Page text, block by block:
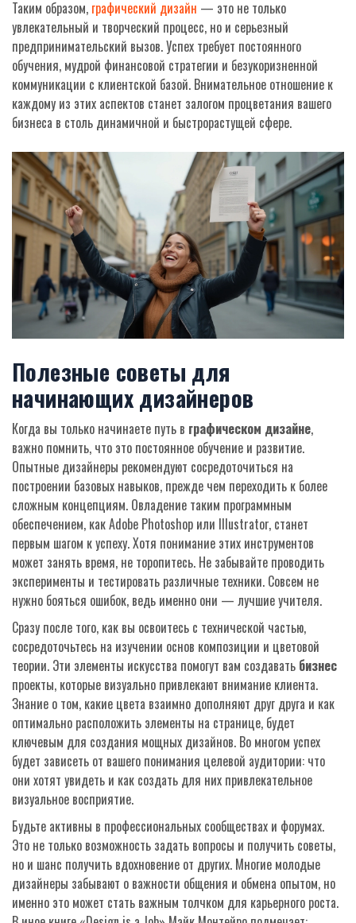
Таким образом, графический дизайн — это не только
увлекательный и творческий процесс, но и серьезный
предпринимательский вызов. Успех требует постоянного
обучения, мудрой финансовой стратегии и безукоризненной
коммуникации с клиентской базой. Внимательное отношение к
каждому из этих аспектов станет залогом процветания вашего
бизнеса в столь динамичной и быстрорастущей сфере.
Полезные советы для
начинающих дизайнеров
Когда вы только начинаете путь в графическом дизайне,
важно помнить, что это постоянное обучение и развитие.
Опытные дизайнеры рекомендуют сосредоточиться на
построении базовых навыков, прежде чем переходить к более
сложным концепциям. Овладение таким программным
обеспечением, как Adobe Photoshop или Illustrator, станет
первым шагом к успеху. Хотя понимание этих инструментов
может занять время, не торопитесь. Не забывайте проводить
эксперименты и тестировать различные техники. Совсем не
нужно бояться ошибок, ведь именно они — лучшие учителя.
Сразу после того, как вы освоитесь с технической частью,
сосредоточьтесь на изучении основ композиции и цветовой
теории. Эти элементы искусства помогут вам создавать бизнес
проекты, которые визуально привлекают внимание клиента.
Знание о том, какие цвета взаимно дополняют друг друга и как
оптимально расположить элементы на странице, будет
ключевым для создания мощных дизайнов. Во многом успех
будет зависеть от вашего понимания целевой аудитории: что
они хотят увидеть и как создать для них привлекательное
визуальное восприятие.
Будьте активны в профессиональных сообществах и форумах.
Это не только возможность задать вопросы и получить советы,
но и шанс получить вдохновение от других. Многие молодые
дизайнеры забывают о важности общения и обмена опытом, но
именно это может стать важным толчком для карьерного роста.